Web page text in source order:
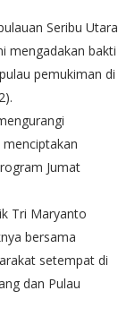
Seribu Utara
mengadakan bakti
pemukiman di
Jumat
Tri Maryanto
bersama
setempat di
dan Pulau